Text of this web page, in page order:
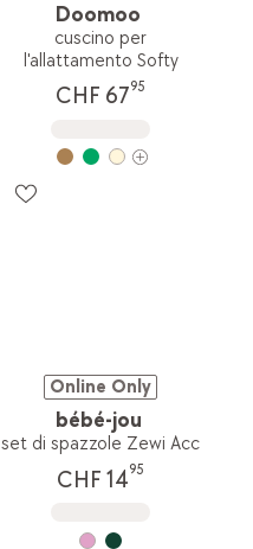
Doomoo
cuscino per
l'allattamento Softy
CHF 6795
Online Only
bébé-jou
set di spazzole Zewi Acc
CHF 1495